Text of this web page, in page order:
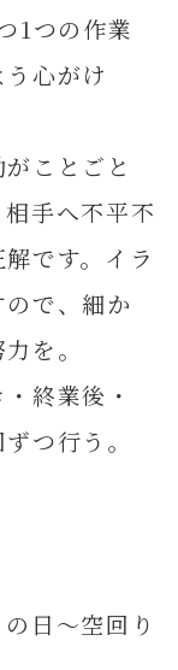
1つの作業
心がけ
ことごと
手へ不平不
です。イラ
で、細か
を。
終業後・
つ行う。
日～空回り